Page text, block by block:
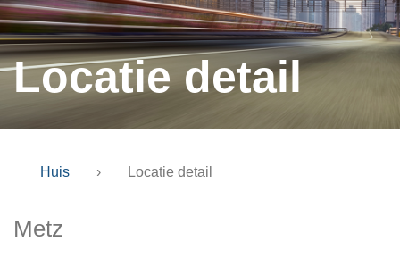
Locatie detail
Huis › Locatie detail
Metz